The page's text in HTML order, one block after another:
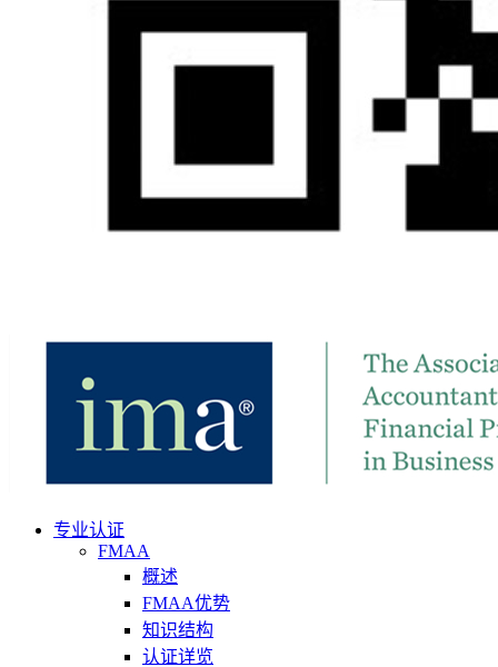
专业认证
FMAA
概述
FMAA优势
知识结构
认证详览